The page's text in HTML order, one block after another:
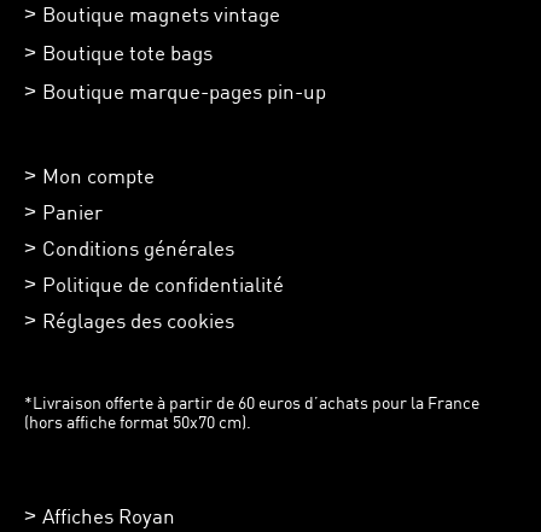
Boutique magnets vintage
Boutique tote bags
Boutique marque-pages pin-up
Mon compte
Panier
Conditions générales
Politique de confidentialité
Réglages des cookies
*Livraison offerte à partir de 60 euros d’achats pour la France
(hors affiche format 50x70 cm).
Affiches Royan